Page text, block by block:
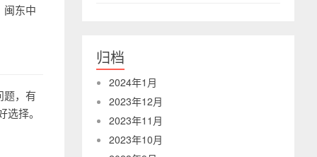
闽东中
题，有
择。
归档
2024年1月
2023年12月
2023年11月
2023年10月